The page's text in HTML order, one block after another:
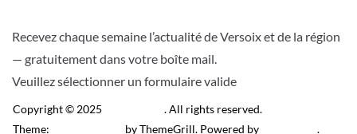
Recevez chaque semaine l’actualité de Versoix et de la région
— gratuitement dans votre boîte mail.
Veuillez sélectionner un formulaire valide
Copyright © 2025
. All rights reserved.
Theme:
by ThemeGrill. Powered by .